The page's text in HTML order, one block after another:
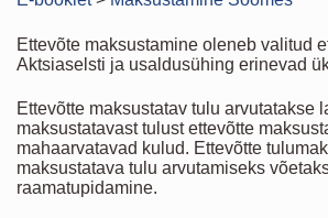
Ettevõte maksustamine oleneb valitud
Aktsiaselsti ja usaldusühing erinevad
Ettevõtte maksustatav tulu arvutatakse
maksustatavast tulust ettevõtte
mahaarvatavad kulud. Ettevõtte
maksustatava tulu arvutamiseks
raamatupidamine.